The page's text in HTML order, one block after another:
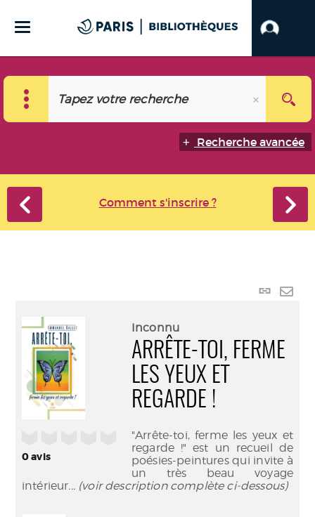
Recherche avancée
Comment s'inscrire ?
Lien
0avis
Inconnu
ARRÊTE-TOI, FERME
LES YEUX ET
REGARDE !
"Arrête-toi, ferme les yeux et
regarde !" est un recueil de
poésies-peintures qui invite à
un très beau voyage
intérieur... (voir description complète ci-dessous)